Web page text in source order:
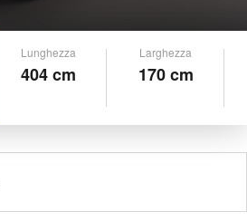
Lunghezza
404 cm
Larghezza
170 cm